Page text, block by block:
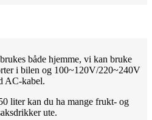
både hjemme, vi kan bruke
i bilen og 100~120V/220~240V
AC-kabel.
liter kan du ha mange frukt- og
ute.